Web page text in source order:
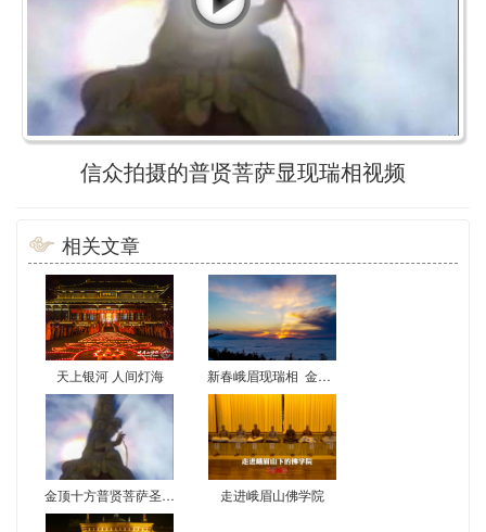
信众拍摄的普贤菩萨显现瑞相视频
相关文章
天上银河 人间灯海 新春峨眉现瑞相 金顶三相报国莲
金顶十方普贤菩萨圣像，庄严金身期间显现瑞相！ 走进峨眉山佛学院